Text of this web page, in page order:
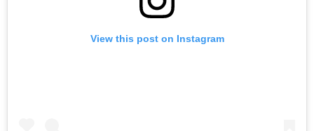
View this post on Instagram